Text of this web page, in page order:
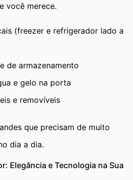
você merece.
(freezer e refrigerador lado a
de armazenamento
e gelo na porta
e removíveis
que precisam de muito
dia a dia.
Elegância e Tecnologia na Sua